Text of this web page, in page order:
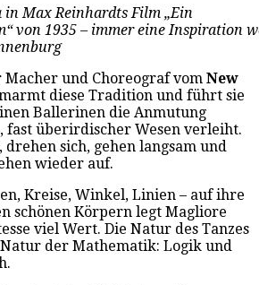
Max Reinhardts Film „Ein
von 1935 – immer eine Inspiration
Macher und Choreograf vom New
diese Tradition und führt sie
Ballerinen die Anmutung
fast überirdischer Wesen verleiht.
drehen sich, gehen langsam und
wieder auf.
Kreise, Winkel, Linien – auf ihre
schönen Körpern legt Magliore
viel Wert. Die Natur des Tanzes
der Mathematik: Logik und